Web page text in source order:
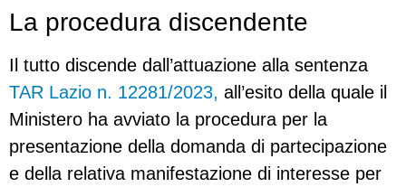
La procedura discendente
Il tutto discende dall’attuazione alla sentenza
TAR Lazio n. 12281/2023, all’esito della quale il
Ministero ha avviato la procedura per la
presentazione della domanda di partecipazione
e della relativa manifestazione di interesse per